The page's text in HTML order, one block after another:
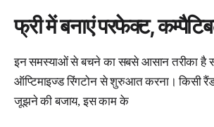
फ्री में बनाएं परफेक्ट,
इन समस्याओं से बचने का सबसे आसान तरीका है
ऑप्टिमाइज्ड रिंगटोन से शुरुआत करना। किसी
जूझने की बजाय, इस काम के